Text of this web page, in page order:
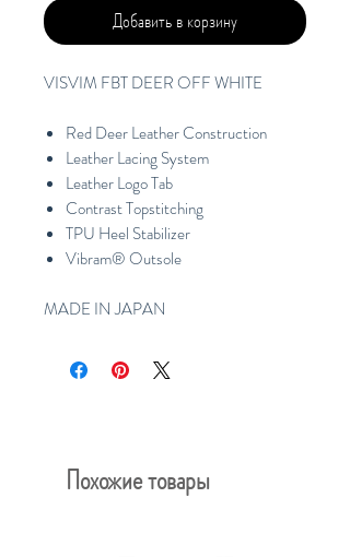
Добавить в корзину
VISVIM FBT DEER OFF WHITE
Red Deer Leather Construction
Leather Lacing System
Leather Logo Tab
Contrast Topstitching
TPU Heel Stabilizer
Vibram® Outsole
MADE IN JAPAN
Похожие товары